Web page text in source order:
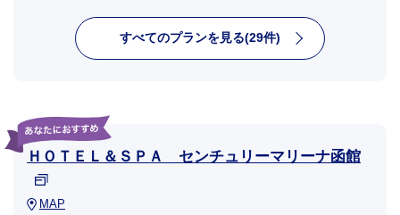
すべてのプランを見る(29件)
ＨＯＴＥＬ＆ＳＰＡ センチュリーマリーナ函館
MAP